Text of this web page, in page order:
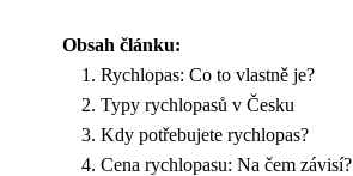
Obsah článku:
Rychlopas: Co to vlastně je?
Typy rychlopasů v Česku
Kdy potřebujete rychlopas?
Cena rychlopasu: Na čem závisí?